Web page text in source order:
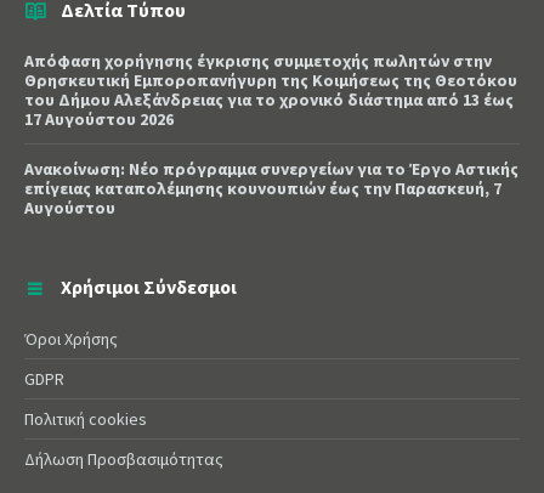
Δελτία Τύπου
Απόφαση χορήγησης έγκρισης συμμετοχής πωλητών στην
Θρησκευτική Εμποροπανήγυρη της Κοιμήσεως της Θεοτόκου
του Δήμου Αλεξάνδρειας για το χρονικό διάστημα από 13 έως
17 Αυγούστου 2026
Ανακοίνωση: Νέο πρόγραμμα συνεργείων για το Έργο Αστικής
επίγειας καταπολέμησης κουνουπιών έως την Παρασκευή, 7
Αυγούστου
Χρήσιμοι Σύνδεσμοι
Όροι Χρήσης
GDPR
Πολιτική cookies
Δήλωση Προσβασιμότητας